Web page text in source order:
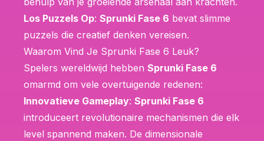
Los Puzzels Op: Sprunki Fase 6 bevat slimme
puzzels die creatief denken vereisen.
Waarom Vind Je Sprunki Fase 6 Leuk?
Spelers wereldwijd hebben Sprunki Fase 6
omarmd om vele overtuigende redenen:
Innovatieve Gameplay: Sprunki Fase 6
introduceert revolutionaire mechanismen die elk
level spannend maken. De dimensionale